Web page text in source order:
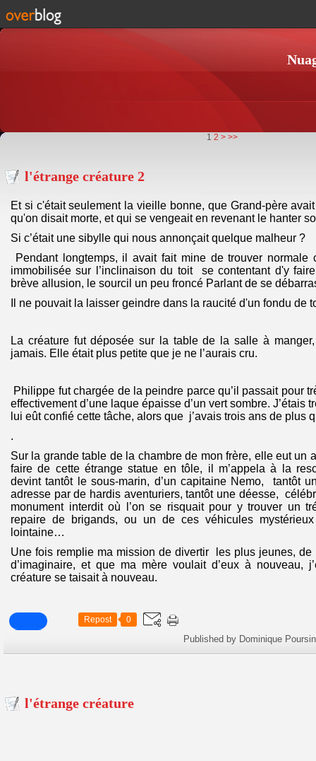
1 2 > >>
l'étrange créature 2
Et si c'était seulement la vieille bonne, que Grand-père
qu'on disait morte, et qui se vengeait en revenant le hanter
Si c’était une sibylle qui nous annonçait quelque malheur ?
Pendant longtemps, il avait fait mine de trouver normale
immobilisée sur l’inclinaison du toit se contentant d'y
brève allusion, le sourcil un peu froncé Parlant de se
Il ne pouvait la laisser geindre dans la raucité d'un fondu de
La créature fut déposée sur la table de la salle à
jamais. Elle était plus petite que je ne l’aurais cru.
Philippe fut chargée de la peindre parce qu’il passait pour
effectivement d’une laque épaisse d’un vert sombre. J’étais
lui eût confié cette tâche, alors que j’avais trois ans de plus
.
Sur la grande table de la chambre de mon frère, elle eut un
faire de cette étrange statue en tôle, il m’appela à la
devint tantôt le sous-marin, d’un capitaine Nemo, tantôt
adresse par de hardis aventuriers, tantôt une déesse,
monument interdit où l’on se risquait pour y trouver un
repaire de brigands, ou un de ces véhicules mystérieux
lointaine…
Une fois remplie ma mission de divertir les plus jeunes, de
d’imaginaire, et que ma mère voulait d’eux à nouveau,
créature se taisait à nouveau.
Repost 0
Published by Dominique Poursin
l'étrange créature